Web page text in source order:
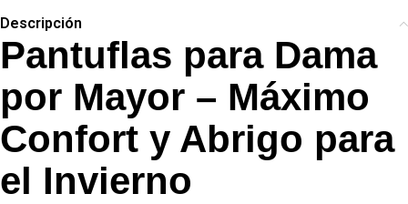
Descripción
Pantuflas para Dama
por Mayor – Máximo
Confort y Abrigo para
el Invierno